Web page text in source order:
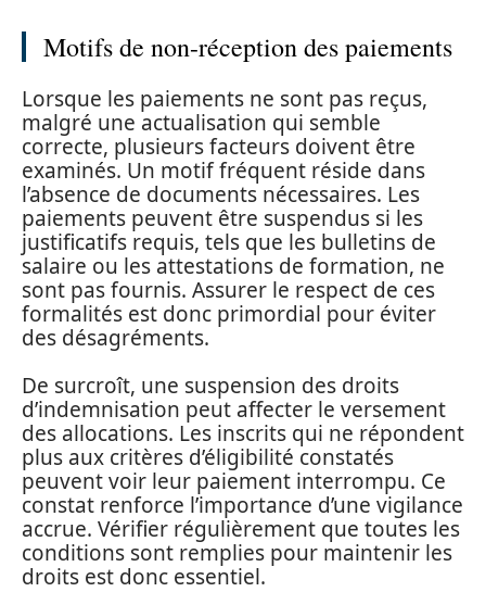
Motifs de non-réception des paiements
Lorsque les paiements ne sont pas reçus,
malgré une actualisation qui semble
correcte, plusieurs facteurs doivent être
examinés. Un motif fréquent réside dans
l’absence de documents nécessaires. Les
paiements peuvent être suspendus si les
justificatifs requis, tels que les bulletins de
salaire ou les attestations de formation, ne
sont pas fournis. Assurer le respect de ces
formalités est donc primordial pour éviter
des désagréments.
De surcroît, une suspension des droits
d’indemnisation peut affecter le versement
des allocations. Les inscrits qui ne répondent
plus aux critères d’éligibilité constatés
peuvent voir leur paiement interrompu. Ce
constat renforce l’importance d’une vigilance
accrue. Vérifier régulièrement que toutes les
conditions sont remplies pour maintenir les
droits est donc essentiel.